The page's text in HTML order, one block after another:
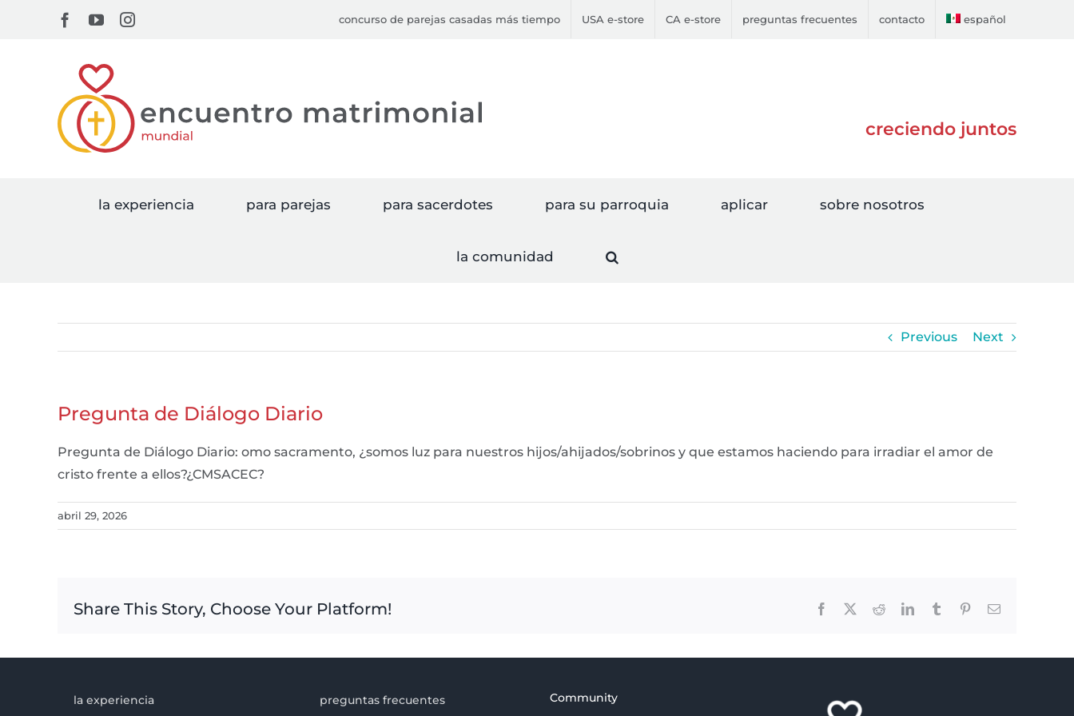
Facebook
YouTubeInstagram concurso de parejas casadas más tiempo USA e-store CA e-store preguntas frecuentes contacto español
creciendo juntos
la experiencia para parejas para sacerdotes para su parroquia aplicar sobre nosotros
la comunidad
Previous Next
Pregunta de Diálogo Diario
Pregunta de Diálogo Diario: omo sacramento, ¿somos luz para nuestros hijos/ahijados/sobrinos y que estamos haciendo para irradiar el amor de
cristo frente a ellos?¿CMSACEC?
abril 29, 2026
Share This Story, Choose Your Platform! Facebook RedditLinkedInTumblr PinterestEmail
la experiencia
preguntas frecuentes
Community